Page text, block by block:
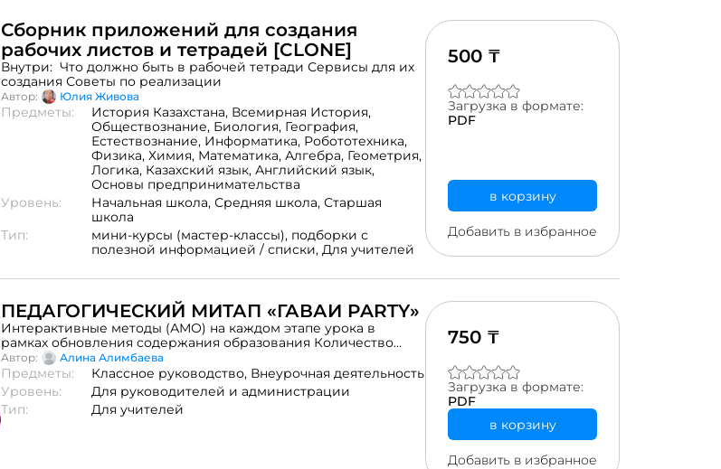
Сборник приложений для создания
рабочих листов и тетрадей [CLONE]
Внутри: Что должно быть в рабочей тетради Сервисы для их
создания Советы по реализации
Автор: Юлия Живова
Предметы: История Казахстана, Всемирная История,
Обществознание, Биология, География,
Естествознание, Информатика, Робототехника,
Физика, Химия, Математика, Алгебра, Геометрия,
Логика, Казахский язык, Английский язык,
Основы предпринимательства
Уровень:
Начальная школа, Средняя школа, Старшая
школа
Тип:
мини-курсы (мастер-классы), подборки с
полезной информацией / списки, Для учителей
500 ₸
Загрузка в формате:
PDF
в корзину
Добавить в избранное
ПЕДАГОГИЧЕСКИЙ МИТАП «ГАВАИ PARTY»
Интерактивные методы (АМО) на каждом этапе урока в
рамках обновления содержания образования Количество
страниц: 8 Формат: pdf
Автор: Алина Алимбаева
Предметы: Классное руководство, Внеурочная деятельность
Уровень:
Для руководителей и администрации
Тип:
Для учителей
750 ₸
Загрузка в формате:
PDF
в корзину
Добавить в избранное